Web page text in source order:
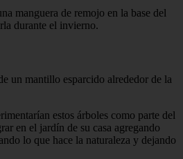
manguera de remojo en la base del
durante el invierno.
un mantillo esparcido alrededor de la
estos árboles como parte del
en el jardín de su casa agregando
lo que hace la naturaleza y dejando